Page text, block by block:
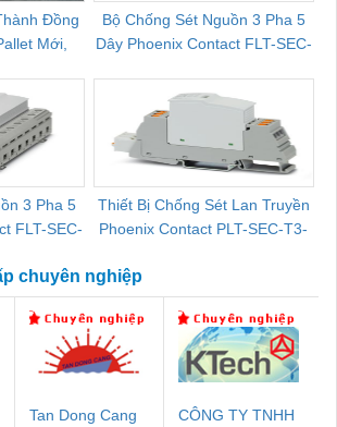
Đồng
Mới,
Bộ Chống Sét Nguồn 3 Pha 5
Dây Phoenix Contact FLT-SEC-
3 Pha 5
FLT-SEC-
Thiết Bị Chống Sét Lan Truyền
Phoenix Contact PLT-SEC-T3-
chuyên nghiệp
Tan Dong Cang
CÔNG TY TNHH